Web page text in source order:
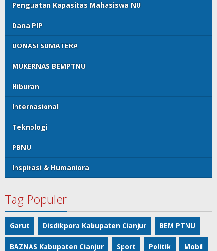
Penguatan Kapasitas Mahasiswa NU
Dana PIP
DONASI SUMATERA
MUKERNAS BEMPTNU
Hiburan
Internasional
Teknologi
PBNU
Inspirasi & Humaniora
Tag Populer
Garut Disdikpora Kabupaten Cianjur BEM PTNU
BAZNAS Kabupaten Cianjur Sport Politik Mobil